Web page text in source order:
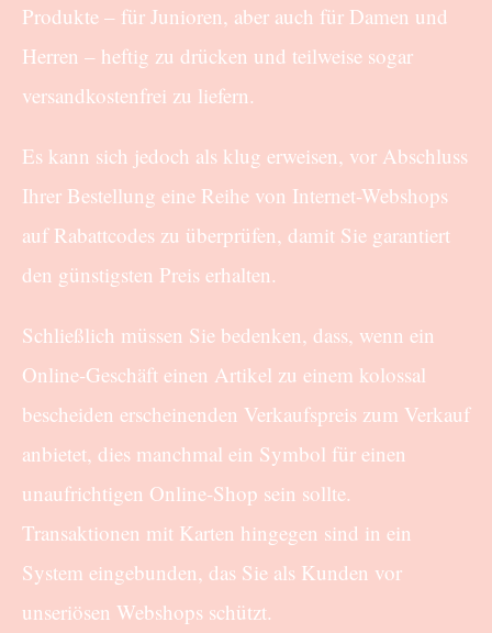
Produkte – für Junioren, aber auch für Damen und
Herren – heftig zu drücken und teilweise sogar
versandkostenfrei zu liefern.
Es kann sich jedoch als klug erweisen, vor Abschluss
Ihrer Bestellung eine Reihe von Internet-Webshops
auf Rabattcodes zu überprüfen, damit Sie garantiert
den günstigsten Preis erhalten.
Schließlich müssen Sie bedenken, dass, wenn ein
Online-Geschäft einen Artikel zu einem kolossal
bescheiden erscheinenden Verkaufspreis zum Verkauf
anbietet, dies manchmal ein Symbol für einen
unaufrichtigen Online-Shop sein sollte.
Transaktionen mit Karten hingegen sind in ein
System eingebunden, das Sie als Kunden vor
unseriösen Webshops schützt.